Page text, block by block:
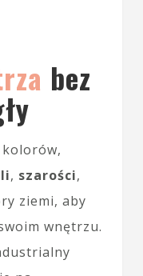
bez
, szarości,
ziemi, aby
wnętrzu.